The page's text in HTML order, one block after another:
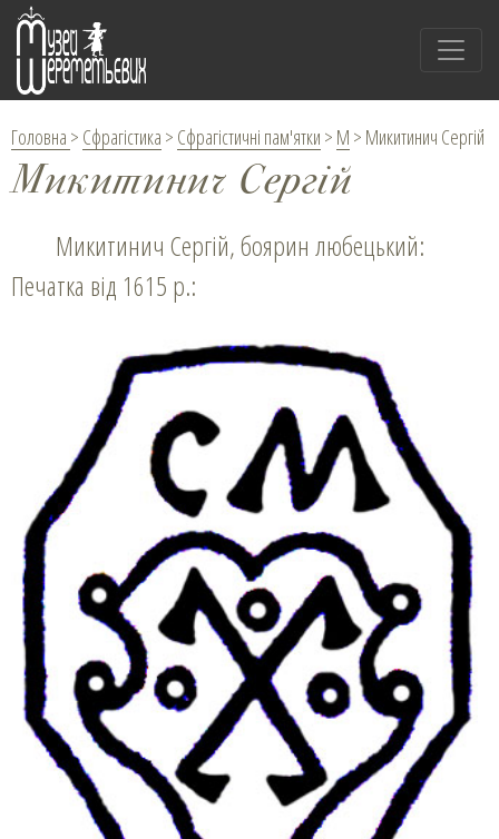
Головна > Сфрагістика > Сфрагістичні пам'ятки > М > Микитинич Сергій
Микитинич Сергій
Микитинич Сергій, боярин любецький:
Печатка від 1615 р.: